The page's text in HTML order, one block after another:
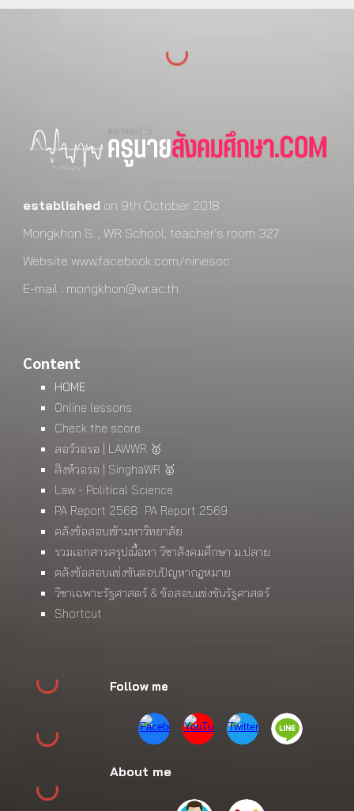
established on 9th October 2018
Mongkhon S. , WR School, teacher's room 327
Website www.facebook.com/ninesoc
E-mail : mongkhon@wr.ac.th
Content
HOME
Online lessons
Check the score
ลอว์วอรอ | LAWWR 🥇
สิงห์วอรอ | SinghaWR 🥇
Law - Political Science
PA Report 2568 PA Report 2569
คลังข้อสอบเข้ามหาวิทยาลัย
รวมเอกสารสรุปเนื้อหา วิชาสังคมศึกษา ม.ปลาย
คลังข้อสอบแข่งขันตอบปัญหากฎหมาย
วิชาเฉพาะรัฐศาสตร์ & ข้อสอบแข่งขันรัฐศาสตร์
Shortcut
Follow me
About me